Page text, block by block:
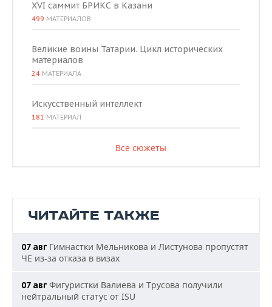
XVI саммит БРИКС в Казани
499 МАТЕРИАЛОВ
Великие воины Татарии. Цикл исторических
материалов
24 МАТЕРИАЛА
Искусственный интеллект
181 МАТЕРИАЛ
Все сюжеты
ЧИТАЙТЕ ТАКЖЕ
07 авг Гимнастки Мельникова и Листунова пропустят
ЧЕ из-за отказа в визах
07 авг Фигуристки Валиева и Трусова получили
нейтральный статус от ISU